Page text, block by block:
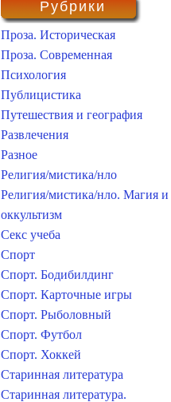
Рубрики
Проза. Историческая
Проза. Современная
Психология
Публицистика
Путешествия и география
Развлечения
Разное
Религия/мистика/нло
Религия/мистика/нло. Магия и
оккультизм
Секс учеба
Спорт
Спорт. Бодибилдинг
Спорт. Карточные игры
Спорт. Рыболовный
Спорт. Футбол
Спорт. Хоккей
Старинная литература
Старинная литература.